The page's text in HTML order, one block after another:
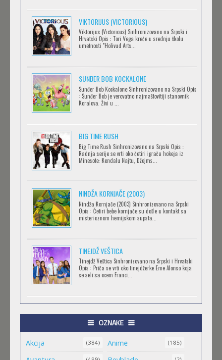
SERVAMP
Feb 12 2023 |
2.43: SEIIN HIGH SCHOOL BOYS VOLLEYBALL
TEAM
CLEAN FREAK! AOYAMA-KUN
Feb 12 2023 |Gledaj »
RECORD OF RAGNAROK
Feb 11 2023 |Gledaj »
TORADORA
Feb 11 2023 |Gledaj »
TRIGUN STAMPEDE
Feb 11 2023 |Gledaj »
ORIENT
Feb 11 2023 |Gledaj »
VIKTORIJUS (VICTORIOUS)
Viktorijus (Victorious) Sinhronizovano na Srpski i
Hrvatski Opis : Tori Vega kreće u srednju školu
umetnosti "Holivud Arts...
SUNĐER BOB KOCKALONE
Sunđer Bob Kockalone Sinhronizovano na Srpski Opis
: Sunđer Bob je verovatno najmaštovitiji stanovnik
Koralova. Živi u ...
BIG TIME RUSH
Big Time Rush Sinhronizovano na Srpski Opis :
Radnja serije se vrti oko četiri igrača hokeja iz
Minesote: Kendalu Najtu, Džejms...
NINDŽA KORNJAČE (2003)
Nindža Kornjače (2003) Sinhronizovano na Srpski
Opis : Četiri bebe kornjače su došle u kontakt sa
misterioznom hemijskom supsta...
TINEJDŽ VEŠTICA
Tinejdž Veštica Sinhronizovano na Srpski i Hrvatski
Opis : Priča se vrti oko tinejdžerke Eme Alonso koja
se seli sa ocem Franci...
OZNAKE
Akcija (384) Anime (185)